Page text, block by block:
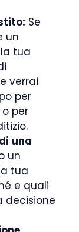
Se
un
tua
verrai
per
per
una
un
tua
e quali
decisione